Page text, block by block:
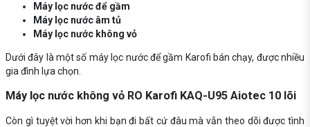
Máy lọc nước để gầm
Máy lọc nước âm tủ
Máy lọc nước không vỏ
Dưới đây là một số máy lọc nước để gầm Karofi bán chạy, được nhiều
gia đình lựa chọn.
Máy lọc nước không vỏ RO Karofi KAQ-U95 Aiotec 10 lõi
Còn gì tuyệt vời hơn khi bạn đi bất cứ đâu mà vẫn theo dõi được tình